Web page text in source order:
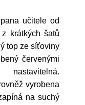
učitele od
krátkých šatů
top ze síťoviny
červenými
vyrobena
na suchý